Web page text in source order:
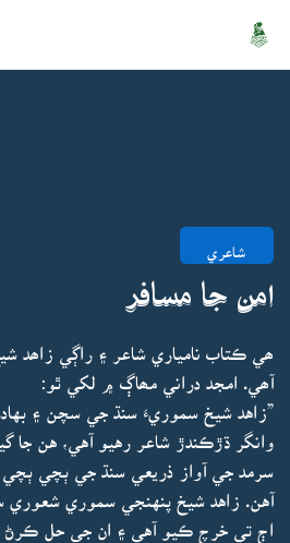
شاعري
امن جا مسافر
ھي ڪتاب نامياري شاعر ۽ راڳي زاھد
آھي. امجد دراني مھاڳ ۾ لکي ٿو:
”زاهد شيخ سموريءَ سنڌ جي سچن ۽
وانگر ڌڙڪندڙ شاعر رهيو آهي، هن جا
سرمد جي آواز ذريعي سنڌ جي ٻچي ٻچي
آهن. زاهد شيخ پنهنجي سموري شعوري
اڄ تي خرچ ڪيو آهي ۽ ان جي حل